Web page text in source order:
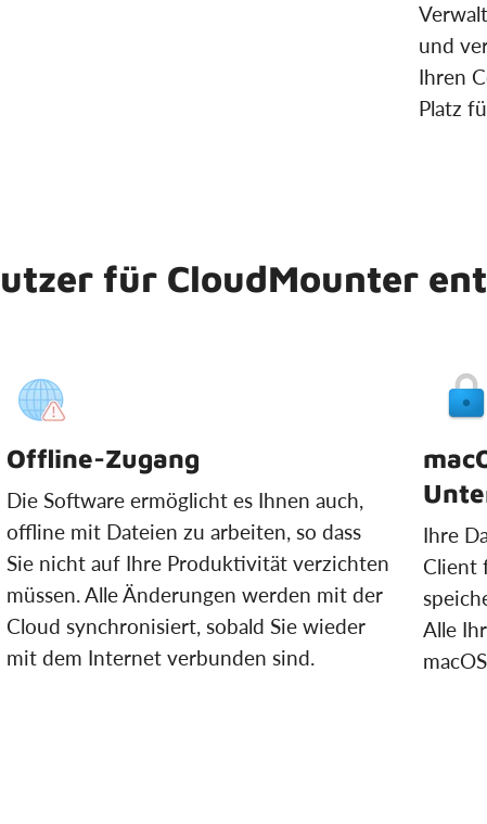
und
Ihren
Platz
für CloudMounter
Offline-Zugang
Die Software ermöglicht es Ihnen auch,
offline mit Dateien zu arbeiten, so dass
Sie nicht auf Ihre Produktivität verzichten
müssen. Alle Änderungen werden mit der
Cloud synchronisiert, sobald Sie wieder
mit dem Internet verbunden sind.
Ihre
Client
Alle